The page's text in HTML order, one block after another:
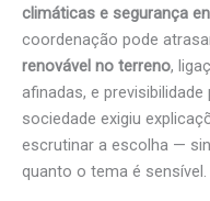
climáticas e segurança
coordenação pode
renovável no terreno,
afinadas, e
sociedade exigiu
escrutinar a escolha —
quanto o tema é sensível.